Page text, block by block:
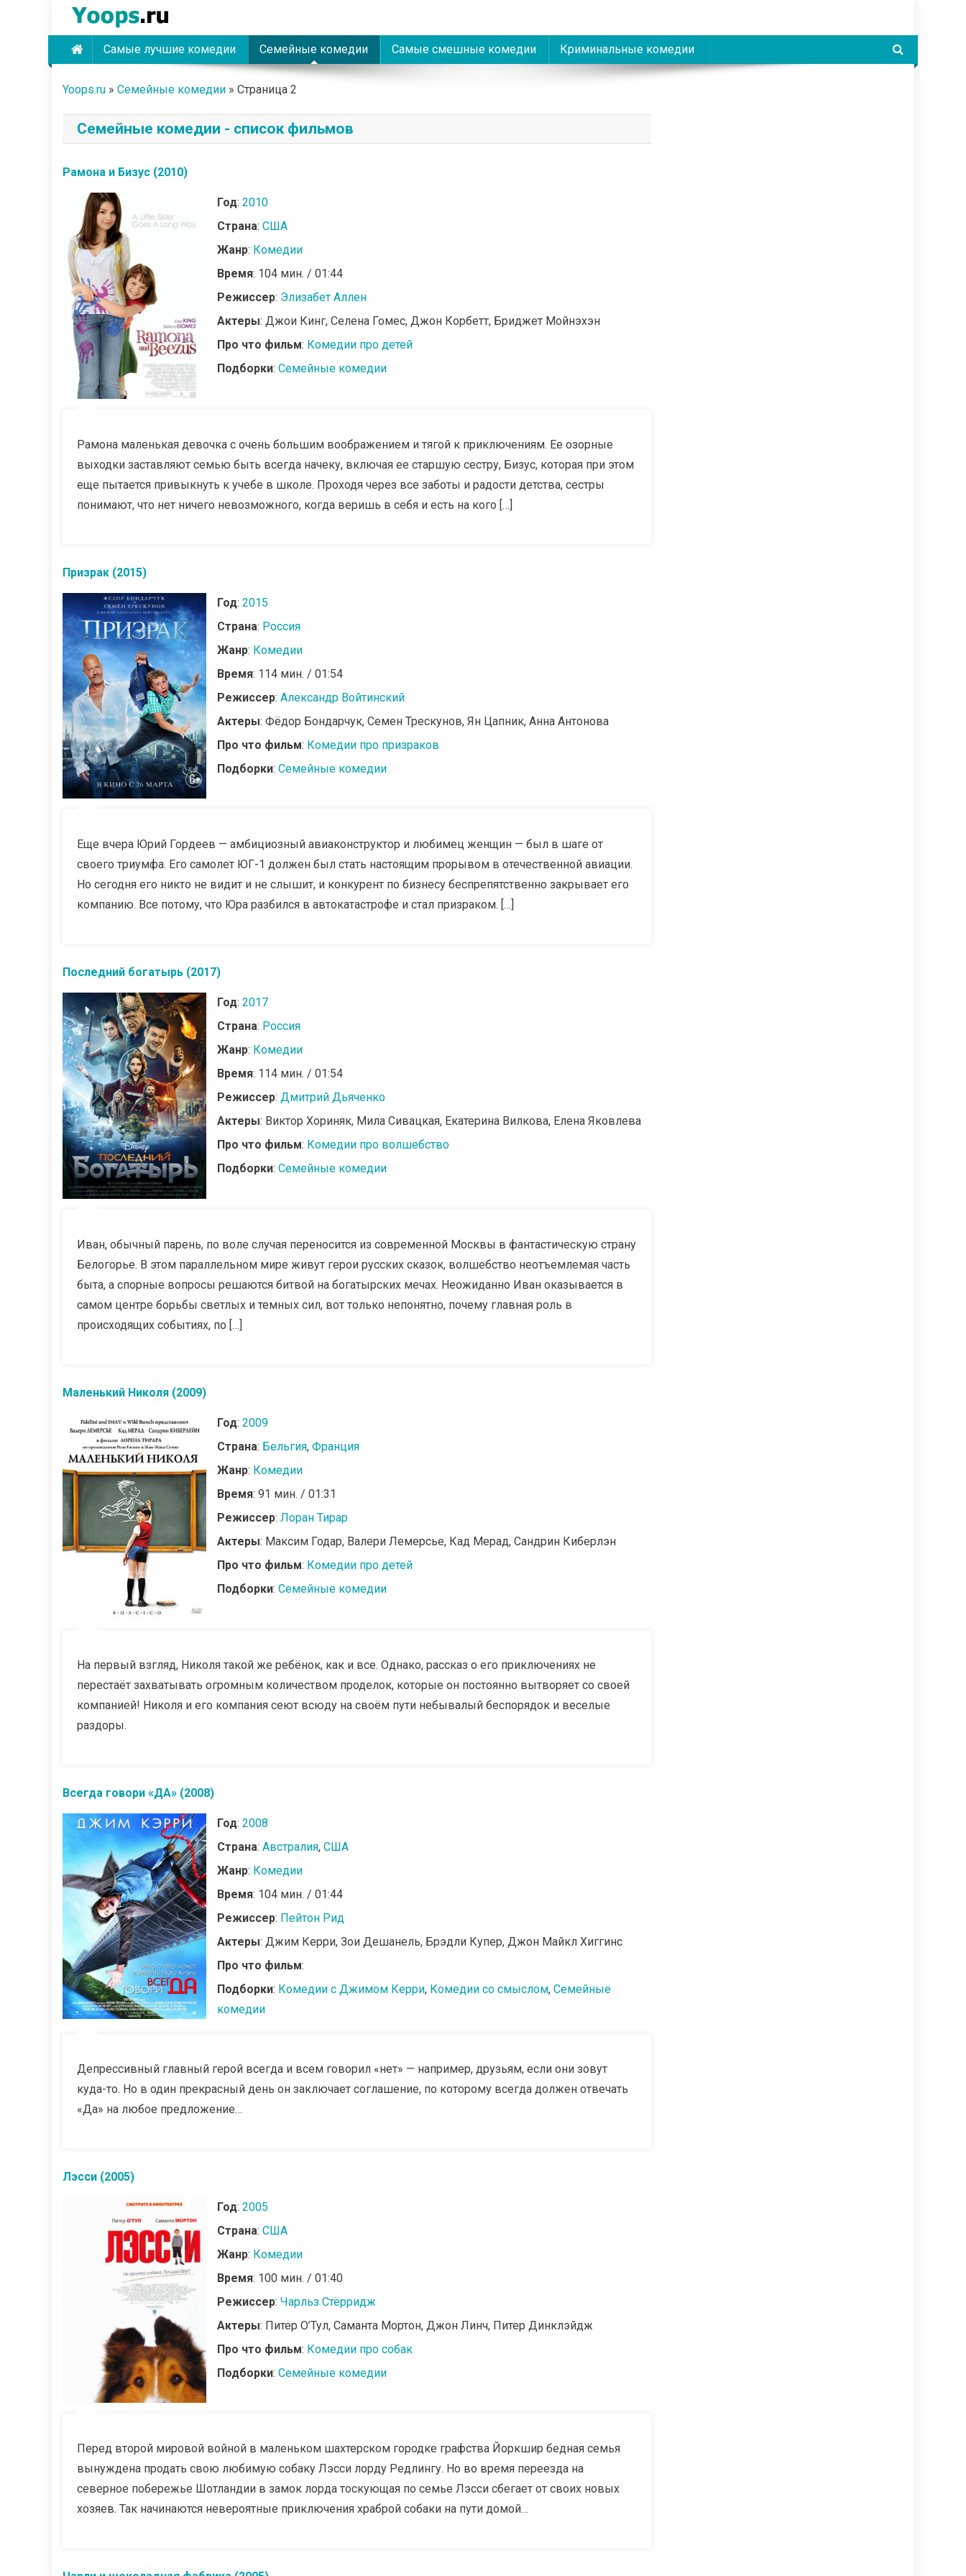
Skip
content
Yoops Самые лучшие комедии Семейные комедии Самые смешные комедии Криминальные комедии
Yoops.ru » Семейные комедии » Страница 2
Семейные комедии - список фильмов
Рамона и Бизус (2010)
Год: 2010
Страна: США
Жанр: Комедии
Время: 104 мин. / 01:44
Режиссер: Элизабет Аллен
Актеры: Джои Кинг, Селена Гомес, Джон Корбетт, Бриджет Мойнэхэн
Про что фильм: Комедии про детей
Подборки: Семейные комедии
Рамона маленькая девочка с очень большим воображением и тягой к приключениям. Ее озорные
выходки заставляют семью быть всегда начеку, включая ее старшую сестру, Бизус, которая при этом
еще пытается привыкнуть к учебе в школе. Проходя через все заботы и радости детства, сестры
понимают, что нет ничего невозможного, когда веришь в себя и есть на кого […]
Призрак (2015)
Год: 2015
Страна: Россия
Жанр: Комедии
Время: 114 мин. / 01:54
Режиссер: Александр Войтинский
Актеры: Фёдор Бондарчук, Семен Трескунов, Ян Цапник, Анна Антонова
Про что фильм: Комедии про призраков
Подборки: Семейные комедии
Еще вчера Юрий Гордеев — амбициозный авиаконструктор и любимец женщин — был в шаге от
своего триумфа. Его самолет ЮГ-1 должен был стать настоящим прорывом в отечественной авиации.
Но сегодня его никто не видит и не слышит, и конкурент по бизнесу беспрепятственно закрывает его
компанию. Все потому, что Юра разбился в автокатастрофе и стал призраком. […]
Последний богатырь (2017)
Год: 2017
Страна: Россия
Жанр: Комедии
Время: 114 мин. / 01:54
Режиссер: Дмитрий Дьяченко
Актеры: Виктор Хориняк, Мила Сивацкая, Екатерина Вилкова, Елена Яковлева
Про что фильм: Комедии про волшебство
Подборки: Семейные комедии
Иван, обычный парень, по воле случая переносится из современной Москвы в фантастическую страну
Белогорье. В этом параллельном мире живут герои русских сказок, волшебство неотъемлемая часть
быта, а спорные вопросы решаются битвой на богатырских мечах. Неожиданно Иван оказывается в
самом центре борьбы светлых и темных сил, вот только непонятно, почему главная роль в
происходящих событиях, по […]
Маленький Николя (2009)
Год: 2009
Страна: Бельгия, Франция
Жанр: Комедии
Время: 91 мин. / 01:31
Режиссер: Лоран Тирар
Актеры: Максим Годар, Валери Лемерсье, Кад Мерад, Сандрин Киберлэн
Про что фильм: Комедии про детей
Подборки: Семейные комедии
На первый взгляд, Николя такой же ребёнок, как и все. Однако, рассказ о его приключениях не
перестаёт захватывать огромным количеством проделок, которые он постоянно вытворяет со своей
компанией! Николя и его компания сеют всюду на своём пути небывалый беспорядок и веселые
раздоры.
Всегда говори «ДА» (2008)
Год: 2008
Страна: Австралия, США
Жанр: Комедии
Время: 104 мин. / 01:44
Режиссер: Пейтон Рид
Актеры: Джим Керри, Зои Дешанель, Брэдли Купер, Джон Майкл Хиггинс
Про что фильм:
Подборки: Комедии с Джимом Керри, Комедии со смыслом, Семейные
комедии
Депрессивный главный герой всегда и всем говорил «нет» — например, друзьям, если они зовут
куда-то. Но в один прекрасный день он заключает соглашение, по которому всегда должен отвечать
«Да» на любое предложение…
Лэсси (2005)
Год: 2005
Страна: США
Жанр: Комедии
Время: 100 мин. / 01:40
Режиссер: Чарльз Стёрридж
Актеры: Питер О’Тул, Саманта Мортон, Джон Линч, Питер Динклэйдж
Про что фильм: Комедии про собак
Подборки: Семейные комедии
Перед второй мировой войной в маленьком шахтерском городке графства Йоркшир бедная семья
вынуждена продать свою любимую собаку Лэсси лорду Редлингу. Но во время переезда на
северное побережье Шотландии в замок лорда тоскующая по семье Лэсси сбегает от своих новых
хозяев. Так начинаются невероятные приключения храброй собаки на пути домой…